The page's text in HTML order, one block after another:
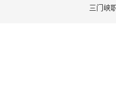
三门峡